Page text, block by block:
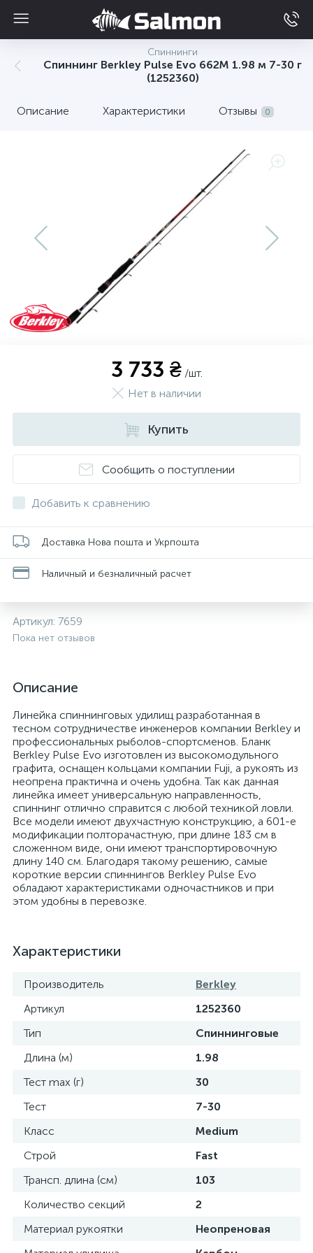
Спиннинги
Спиннинг Berkley Pulse Evo 662M 1.98 м 7-30 г
(1252360)
Описание Характеристики Отзывы 0
3 733 ₴ /шт.
Нет в наличии
Купить
Сообщить о поступлении
Добавить к сравнению
Доставка Нова пошта и Укрпошта
Наличный и безналичный расчет
Артикул: 7659
Пока нет отзывов
Описание
Линейка спиннинговых удилищ разработанная в
тесном сотрудничестве инженеров компании Berkley и
профессиональных рыболов-спортсменов. Бланк
Berkley Pulse Evo изготовлен из высокомодульного
графита, оснащен кольцами компании Fuji, а рукоять из
неопрена практична и очень удобна. Так как данная
линейка имеет универсальную направленность,
спиннинг отлично справится с любой техникой ловли.
Все модели имеют двухчастную конструкцию, а 601-е
модификации полторачастную, при длине 183 см в
сложенном виде, они имеют транспортировочную
длину 140 см. Благодаря такому решению, самые
короткие версии спиннингов Berkley Pulse Evo
обладают характеристиками одночастников и при
этом удобны в перевозке.
Характеристики
Производитель
Berkley
Артикул
1252360
Тип
Спиннинговые
Длина (м)
1.98
Тест max (г)
30
Тест
7-30
Класс
Medium
Строй
Fast
Трансп. длина (см)
103
Количество секций
2
Материал рукоятки
Неопреновая